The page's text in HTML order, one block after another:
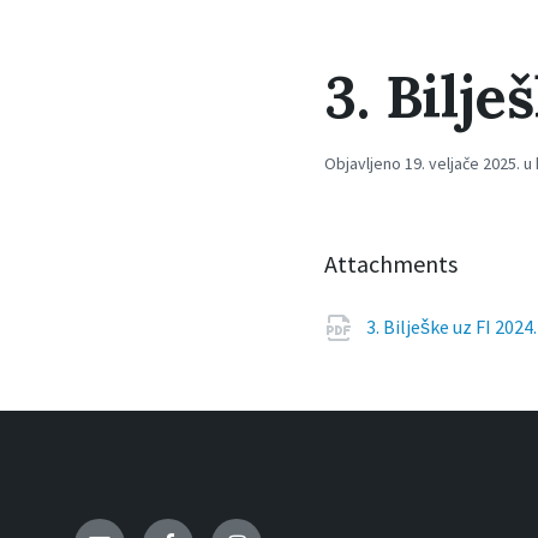
3.
Objavljeno 19. veljače 2025.
Attachments
3. Bilješke uz FI 2024.